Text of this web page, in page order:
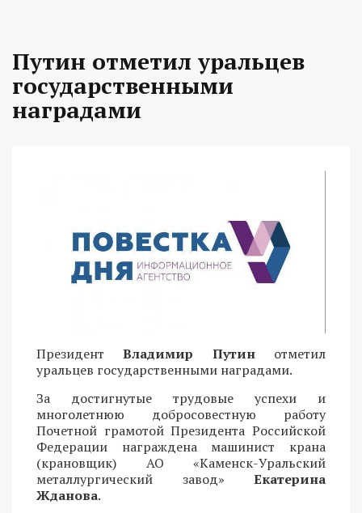
Путин отметил уральцев
государственными
наградами
ПрезидентВладимир Путин отметил
уральцев государственными наградами.
За достигнутые трудовые успехи и
многолетнюю добросовестную работу
Почетной грамотой Президента Российской
Федерации награждена машинист крана
(крановщик) АО «Каменск-Уральский
металлургический завод» Екатерина
Жданова.